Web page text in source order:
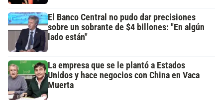
El Banco Central no pudo dar precisiones
sobre un sobrante de $4 billones: "En algún
lado están"
La empresa que se le plantó a Estados
Unidos y hace negocios con China en Vaca
Muerta